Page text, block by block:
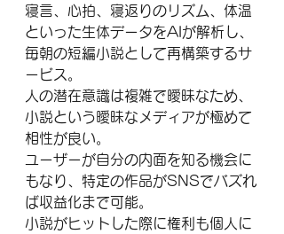
寝言、心拍、寝返りのリズム、体温
といった生体データをAIが解析し、
毎朝の短編小説として再構築するサ
ービス。
人の潜在意識は複雑で曖昧なため、
小説という曖昧なメディアが極めて
相性が良い。
ユーザーが自分の内面を知る機会に
もなり、特定の作品がSNSでバズれ
ば収益化まで可能。
小説がヒットした際に権利も個人に